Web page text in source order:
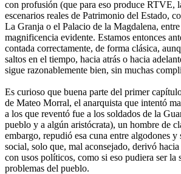
con profusión (que para eso produce RTVE,
escenarios reales de Patrimonio del Estado,
La Granja o el Palacio de la Magdalena,
magnificencia evidente. Estamos entonces
contada correctamente, de forma clásica,
saltos en el tiempo, hacia atrás o hacia
sigue razonablemente bien, sin muchas
Es curioso que buena parte del primer
de Mateo Morral, el anarquista que intentó
a los que reventó fue a los soldados de la
pueblo y a algún aristócrata), un hombre de
embargo, repudió esa cuna entre algodones y
social, solo que, mal aconsejado, derivó
con usos políticos, como si eso pudiera ser la
problemas del pueblo.